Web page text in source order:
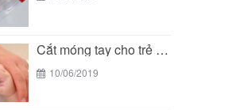
Cắt móng tay cho trẻ sơ sinh - Bí...
10/06/2019